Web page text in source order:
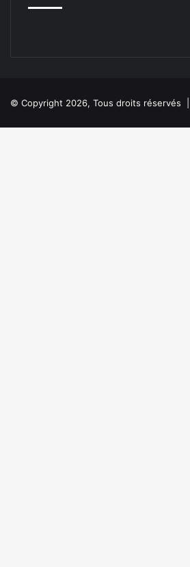
© Copyright 2026, Tous droits réservés |